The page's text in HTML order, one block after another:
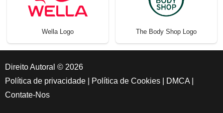
Wella Logo The Body Shop Logo
Direito Autoral © 2026
Política de privacidade
Política de Cookies DMCA|
Contate-Nos